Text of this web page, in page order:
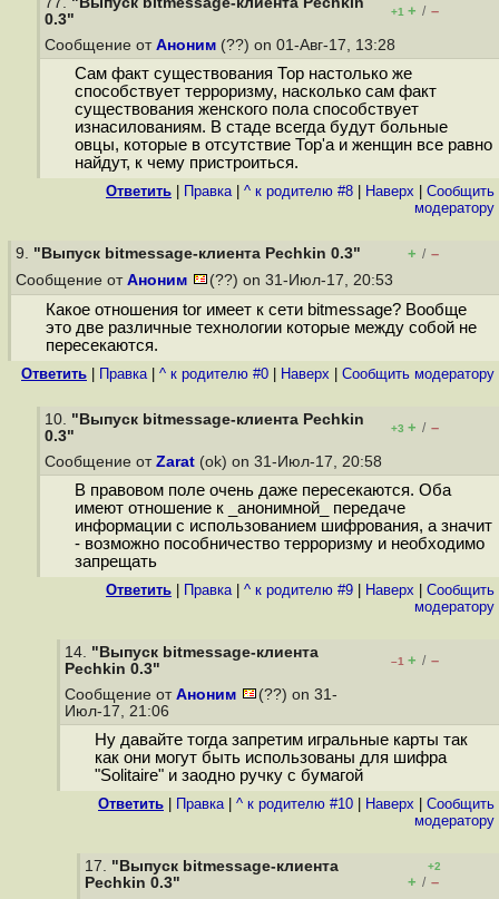
0.3"
+1 + / –
Сообщение от Аноним (??) on 01-Авг-17, 13:28
Сам факт существования Тор настолько же
способствует терроризму, насколько сам факт
существования женского пола способствует
изнасилованиям. В стаде всегда будут больные
овцы, которые в отсутствие Тор'а и женщин все равно
найдут, к чему пристроиться.
Ответить Правка| ^ к родителю #8 Наверх
Cообщить
модератору
9. "Выпуск bitmessage-клиента Pechkin 0.3" + / –
Сообщение от Аноним (??) on 31-Июл-17, 20:53
Какое отношения tor имеет к сети bitmessage? Вообще
это две различные технологии которые между собой не
пересекаются.
Ответить Правка| ^ к родителю #0 Наверх Cообщить модератору
10. "Выпуск bitmessage-клиента Pechkin
0.3"
+3 + / –
Сообщение от Zarat (ok) on 31-Июл-17, 20:58
В правовом поле очень даже пересекаются. Оба
имеют отношение к _анонимной_ передаче
информации с использованием шифрования, а значит
- возможно пособничество терроризму и необходимо
запрещать
Ответить Правка| ^ к родителю #9 Наверх
Cообщить
модератору
14. "Выпуск bitmessage-клиента
Pechkin 0.3"
–1 + / –
Сообщение от Аноним
(??) on 31-
Июл-17, 21:06
Ну давайте тогда запретим игральные карты так
как они могут быть использованы для шифра
"Solitaire" и заодно ручку с бумагой
Ответить Правка| ^ к родителю #10 Наверх
Cообщить
модератору
17. "Выпуск bitmessage-клиента
Pechkin 0.3"
+2
+ / –